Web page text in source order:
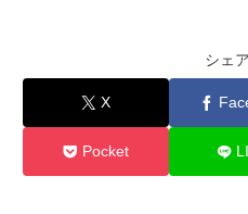
シェ
X
Pocket